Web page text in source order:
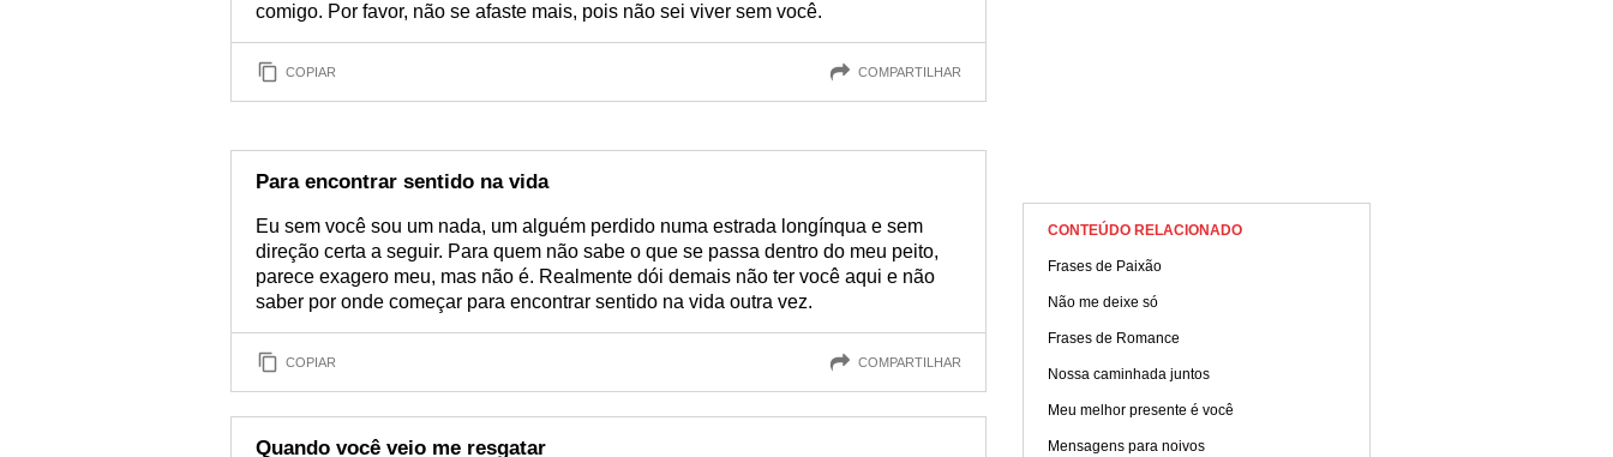
comigo. Por favor, não se afaste mais, pois não sei viver sem você.
COPIAR COMPARTILHAR
Para encontrar sentido na vida
Eu sem você sou um nada, um alguém perdido numa estrada longínqua e sem
direção certa a seguir. Para quem não sabe o que se passa dentro do meu peito,
parece exagero meu, mas não é. Realmente dói demais não ter você aqui e não
saber por onde começar para encontrar sentido na vida outra vez.
COPIAR COMPARTILHAR
Quando você veio me resgatar
CONTEÚDO RELACIONADO
Frases de Paixão
Não me deixe só
Frases de Romance
Nossa caminhada juntos
Meu melhor presente é você
Mensagens para noivos